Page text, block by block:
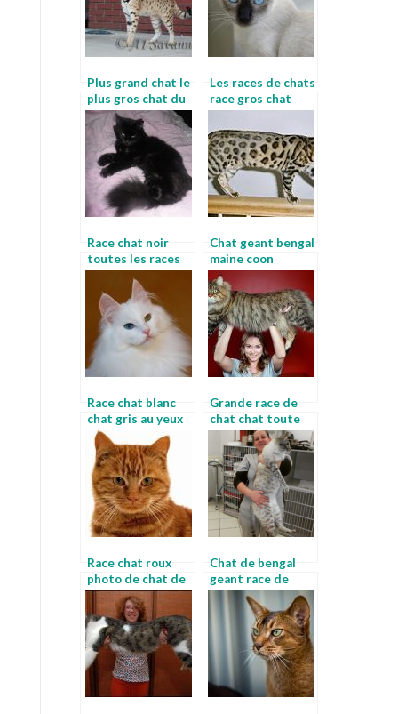
Plus grand chat le
plus gros chat du
monde entier
Les races de chats
race gros chat
Race chat noir
toutes les races
de chats avec
photos
Chat geant bengal
maine coon
leopard
Race chat blanc
chat gris au yeux
bleu
Grande race de
chat chat toute
les races
Race chat roux
photo de chat de
race main coon
Chat de bengal
geant race de
chat blanc